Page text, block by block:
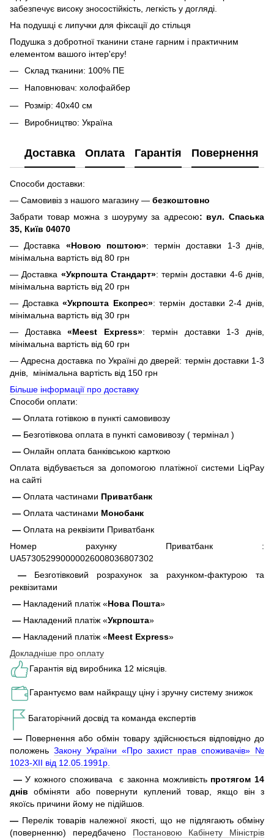
забезпечує високу зносостійкість, легкість у догляді.
На подушці є липучки для фіксації до стільця
Подушка з добротної тканини стане гарним і практичним
елементом вашого інтер'єру!
Склад тканини: 100% ПЕ
Наповнювач: холофайбер
Розмір: 40х40 см
Виробництво: Україна
Доставка Оплата Гарантія Повернення
Способи доставки:
— Самовивіз з нашого магазину — безкоштовно
Забрати товар можна з шоуруму за адресою: вул. Спаська
35, Київ 04070
— Доставка «Новою поштою»: термін доставки 1-3 днів,
мінімальна вартість від 80 грн
— Доставка «Укрпошта Стандарт»: термін доставки 4-6 днів,
мінімальна вартість від 20 грн
— Доставка«Укрпошта Експрес»: термін доставки 2-4 днів,
мінімальна вартість від 30 грн
— Доставка«Meest Express»: термін доставки 1-3 днів,
мінімальна вартість від 60 грн
— Адресна доставка по Україні до дверей: термін доставки 1-3
днів, мінімальна вартість від 150 грн
Більше інформації про доставку
Способи оплати:
— Оплата готівкою в пункті самовивозу
— Безготівкова оплата в пункті самовивозу ( термінал )
— Онлайн оплата банківською карткою
Оплата відбувається за допомогою платіжної системи LiqPay
на сайті
— Оплата частинами Приватбанк
— Оплата частинами Монобанк
— Оплата на реквізити Приватбанк
Номер рахунку Приватбанк :
UA573052990000026008036807302
— Безготівковий розрахунок за рахунком-фактурою та
реквізитами
— Накладений платіж «Нова Пошта»
— Накладений платіж «Укрпошта»
— Накладений платіж «Meest Express»
Докладніше про оплату
Гарантія від виробника 12 місяців.
Гарантуємо вам найкращу ціну і зручну систему знижок
Багаторічний досвід та команда експертів
— Повернення або обмін товару здійснюється відповідно до
положень Закону України «Про захист прав споживачів» №
1023-XII від 12.05.1991р.
—У кожного споживача є законна можливість протягом 14
днів обміняти або повернути куплений товар, якщо він з
якоїсь причини йому не підійшов.
— Перелік товарів належної якості, що не підлягають обміну
(поверненню) передбачено Постановою Кабінету Міністрів